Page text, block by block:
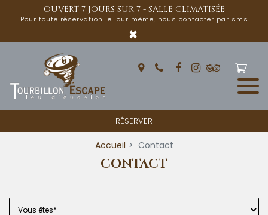
OUVERT 7 JOURS SUR 7 - SALLE CLIMATISÉE
Pour toute réservation le jour même, nous contacter par sms
×
RÉSERVER
Accueil Contact
CONTACT
Panneau de gestion des cookies